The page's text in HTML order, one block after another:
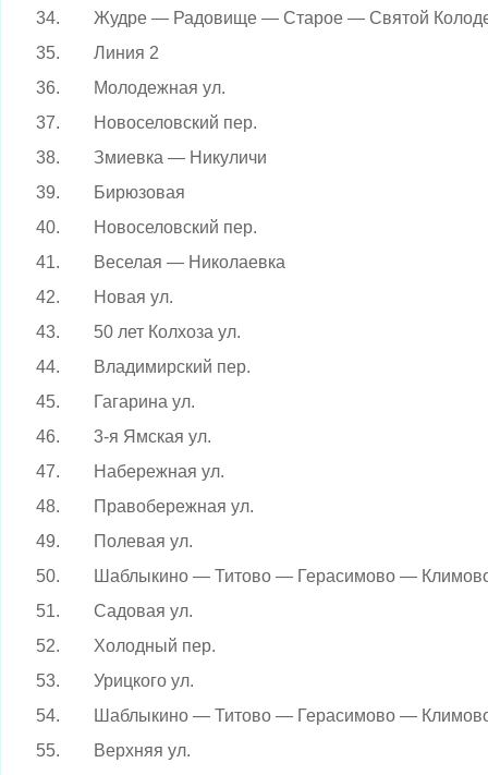
34.
Жудре — Радовище — Старое — Святой
35.
Линия 2
36.
Молодежная ул.
37.
Новоселовский пер.
38.
Змиевка — Никуличи
39.
Бирюзовая
40.
Новоселовский пер.
41.
Веселая — Николаевка
42.
Новая ул.
43.
50 лет Колхоза ул.
44.
Владимирский пер.
45.
Гагарина ул.
46.
3-я Ямская ул.
47.
Набережная ул.
48.
Правобережная ул.
49.
Полевая ул.
50.
Шаблыкино — Титово — Герасимово —
51.
Садовая ул.
52.
Холодный пер.
53.
Урицкого ул.
54.
Шаблыкино — Титово — Герасимово —
55.
Верхняя ул.